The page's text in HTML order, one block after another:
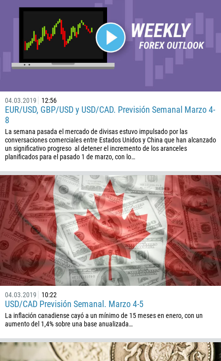
04.03.2019 12:56
EUR/USD, GBP/USD y USD/CAD. Previsión Semanal Marzo 4-
8
La semana pasada el mercado de divisas estuvo impulsado por las
conversaciones comerciales entre Estados Unidos y China que han alcanzado
un significativo progreso al detener el incremento de los aranceles
planificados para el pasado 1 de marzo, con lo…
04.03.2019 10:22
USD/CAD Previsión Semanal. Marzo 4-5
La inflación canadiense cayó a un mínimo de 15 meses en enero, con un
aumento del 1,4% sobre una base anualizada…
1264
672
1268
374
61
43
994
1242
973
880
1246
375
32
501
229
1441
975
591
387
267
55
246